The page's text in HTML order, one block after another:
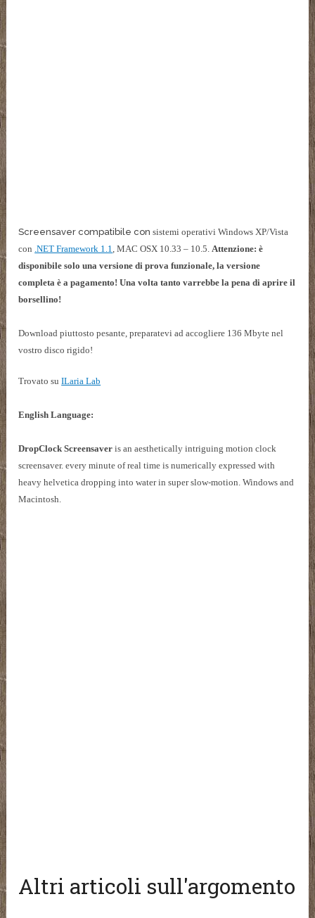
Screensaver compatibile con sistemi operativi Windows XP/Vista
con .NET Framework 1.1, MAC OSX 10.33 – 10.5.Attenzione: è
disponibile solo una versione di prova funzionale, la versione
completa è a pagamento! Una volta tanto varrebbe la pena di aprire il
borsellino!
Download piuttosto pesante, preparatevi ad accogliere 136 Mbyte nel
vostro disco rigido!
Trovato suILaria Lab
English Language:
DropClock Screensaver is an aesthetically intriguing motion clock
screensaver. every minute of real time is numerically expressed with
heavy helvetica dropping into water in super slow-motion. Windows and
Macintosh.
Altri articoli sull'argomento